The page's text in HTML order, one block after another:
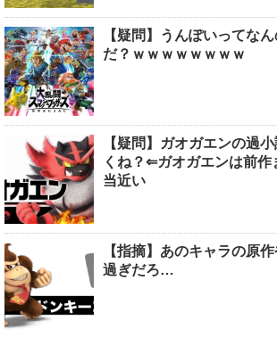
【疑問】うんぽいってな
だ？ｗｗｗｗｗｗｗｗ
【疑問】ガオガエンの過
くね？⇐ガオガエンは前作
当近い
【指摘】あのキャラの原
過ぎだろ…